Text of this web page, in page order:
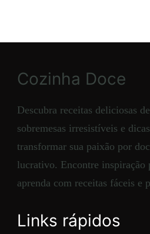
Cozinha Doce
Descubra receitas deliciosas
sobremesas irresistíveis e
transformar sua paixão por
lucrativo. Encontre inspiração
aprenda com receitas fáceis e
Links rápidos